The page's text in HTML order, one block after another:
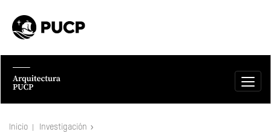
Inicio Investigación